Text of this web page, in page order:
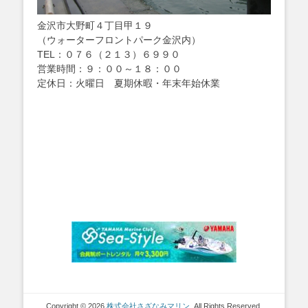
金沢市大野町４丁目甲１９
（ウォーターフロントパーク金沢内）
TEL：０７６（２１３）６９９０
営業時間：９：００～１８：００
定休日：火曜日 夏期休暇・年末年始休業
Copyright © 2026 株式会社さざなみマリン . All Rights Reserved.